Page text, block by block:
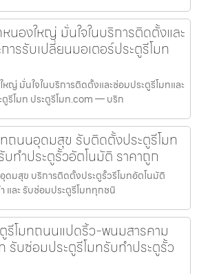
นองใหญ่ มั่นใจในบริการติดตั้งและ
ารรับเปลี่ยนมอเตอร์ประตูรีโมท
ญ่ มั่นใจในบริการติดตั้งและซ่อมประตูรีโมทและ
ตูรีโมท ประตูรีโมท.com — บริก
ทถนนอุดมสุข รับติดตั้งประตูรีโมท
ทำประตูรั้วอัตโนมัติ ราคาถูก
ดมสุข บริการติดตั้งประตูรั้วรีโมทอัตโนมัติ
และ รับซ่อมประตูรีโมททุกชนิ
รีโมทถนนแปดริ้ว-พนมสารคาม
รับซ่อมประตูรีโมทรับทำประตูรั้ว